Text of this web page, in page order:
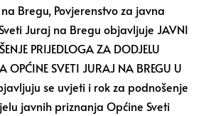
Bregu, Povjerenstvo za javna
Juraj na Bregu objavljuje JAVNI
PRIJEDLOGA ZA DODJELU
OPĆINE SVETI JURAJ NA BREGU U
se uvjeti i rok za podnošenje
javnih priznanja Općine Sveti